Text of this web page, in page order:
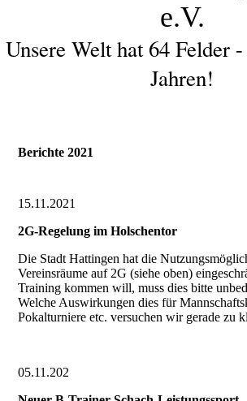
e.V.
Unsere Welt hat 64 Felder
Jahren!
Berichte 2021
15.11.2021
2G-Regelung im Holschentor
Die Stadt Hattingen hat die
Vereinsräume auf 2G (siehe oben)
Training kommen will, muss dies bitte
Welche Auswirkungen dies für
Pokalturniere etc. versuchen wir gerade zu
05.11.202